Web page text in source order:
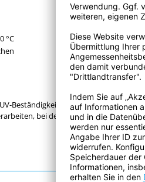
°C
Beständigkeit, leichte Verarbeitung
bei denen kantengenaues